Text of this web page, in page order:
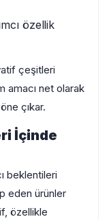
özellik
çeşitleri
amacı net olarak
çıkar.
İçinde
beklentileri
eden ürünler
özellikle